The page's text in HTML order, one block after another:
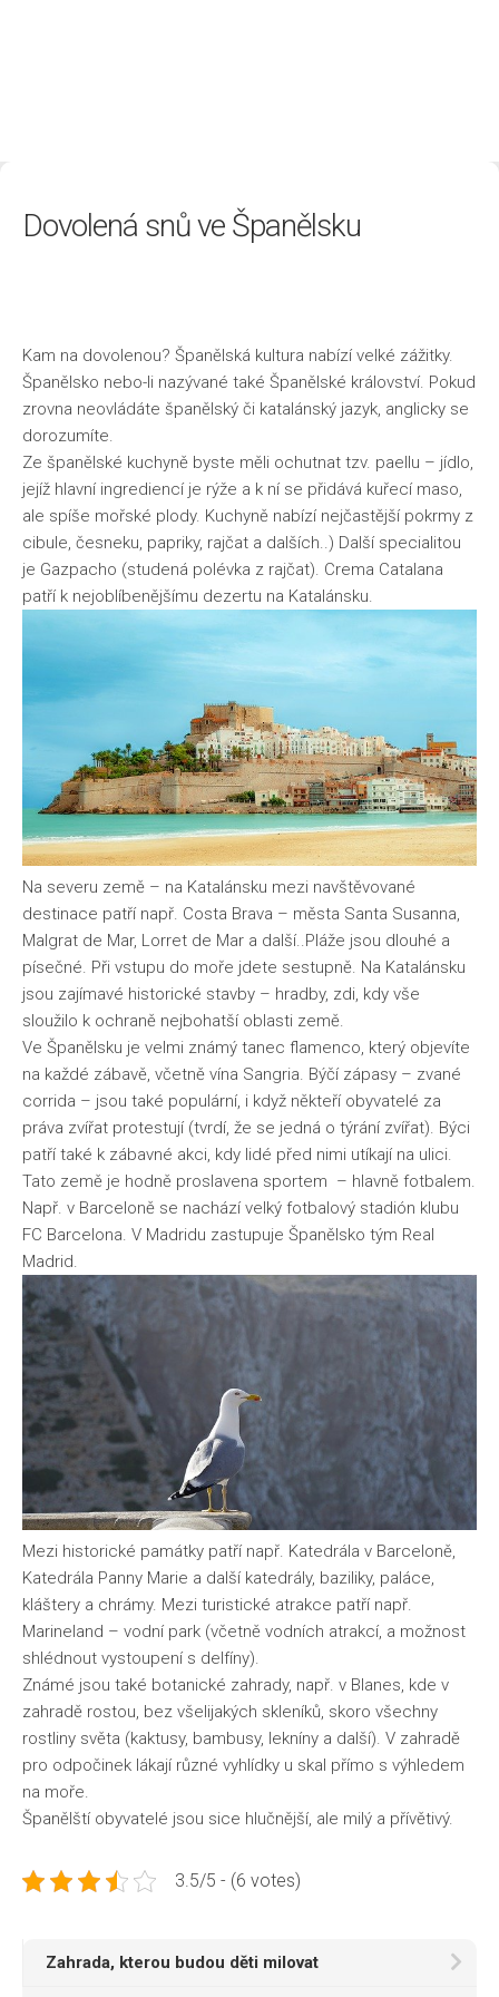
Dovolená snů ve Španělsku
Kam na dovolenou? Španělská kultura nabízí velké zážitky.
Španělsko nebo-li nazývané také Španělské království. Pokud
zrovna neovládáte španělský či katalánský jazyk, anglicky se
dorozumíte.
Ze španělské kuchyně byste měli ochutnat tzv. paellu – jídlo,
jejíž hlavní ingrediencí je rýže a k ní se přidává kuřecí maso,
ale spíše mořské plody. Kuchyně nabízí nejčastější pokrmy z
cibule, česneku, papriky, rajčat a dalších..) Další specialitou
je Gazpacho (studená polévka z rajčat). Crema Catalana
patří k nejoblíbenějšímu dezertu na Katalánsku.
Na severu země – na Katalánsku mezi navštěvované
destinace patří např. Costa Brava – města Santa Susanna,
Malgrat de Mar, Lorret de Mar a další..Pláže jsou dlouhé a
písečné. Při vstupu do moře jdete sestupně. Na Katalánsku
jsou zajímavé historické stavby – hradby, zdi, kdy vše
sloužilo k ochraně nejbohatší oblasti země.
Ve Španělsku je velmi známý tanec flamenco, který objevíte
na každé zábavě, včetně vína Sangria. Býčí zápasy – zvané
corrida – jsou také populární, i když někteří obyvatelé za
práva zvířat protestují (tvrdí, že se jedná o týrání zvířat). Býci
patří také k zábavné akci, kdy lidé před nimi utíkají na ulici.
Tato země je hodně proslavena sportem – hlavně fotbalem.
Např. v Barceloně se nachází velký fotbalový stadión klubu
FC Barcelona. V Madridu zastupuje Španělsko tým Real
Madrid.
Mezi historické památky patří např. Katedrála v Barceloně,
Katedrála Panny Marie a další katedrály, baziliky, paláce,
kláštery a chrámy. Mezi turistické atrakce patří např.
Marineland – vodní park (včetně vodních atrakcí, a možnost
shlédnout vystoupení s delfíny).
Známé jsou také botanické zahrady, např. v Blanes, kde v
zahradě rostou, bez všelijakých skleníků, skoro všechny
rostliny světa (kaktusy, bambusy, lekníny a další). V zahradě
pro odpočinek lákají různé vyhlídky u skal přímo s výhledem
na moře.
Španělští obyvatelé jsou sice hlučnější, ale milý a přívětivý.
3.5/5 - (6 votes)
Zahrada, kterou budou děti milovat